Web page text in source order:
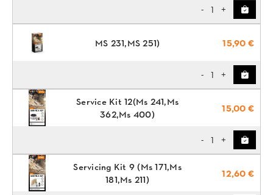
- 1 +
MS 231,MS 251) 15,90 €
- 1 +
Service Kit 12(Ms 241,Ms
362,Ms 400)
15,00 €
- 1 +
Servicing Kit 9 (Ms 171,Ms
181,Ms 211)
12,60 €